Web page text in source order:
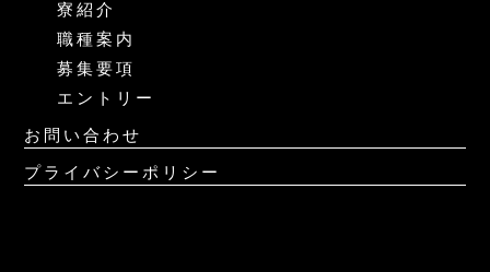
寮紹介
職種案内
募集要項
エントリー
お問い合わせ
プライバシーポリシー